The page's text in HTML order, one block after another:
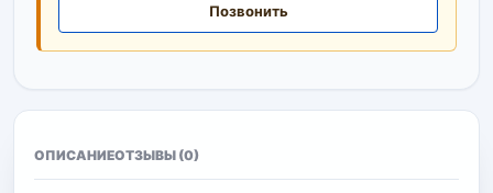
Позвонить
ОПИСАНИЕОТЗЫВЫ (0)